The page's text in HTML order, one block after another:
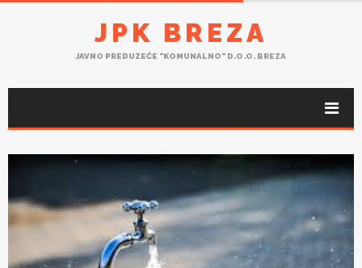
JPK BREZA
JAVNO PREDUZEĆE "KOMUNALNO" D.O.O. BREZA